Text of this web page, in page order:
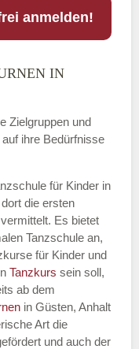
anmelden!
IN
Zielgruppen und
ihre Bedürfnisse
für Kinder in
die ersten
Es bietet
Tanzschule an,
für Kinder und
Tanzkurs sein soll,
ab dem
in Güsten, Anhalt
Art die
und auch der